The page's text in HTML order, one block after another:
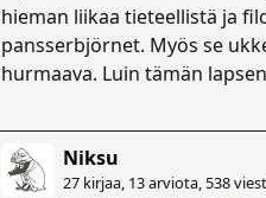
hieman liikaa tieteellistä ja
pansserbjörnet. Myös se
hurmaava. Luin tämän
Niksu
27 kirjaa, 13 arviota,538